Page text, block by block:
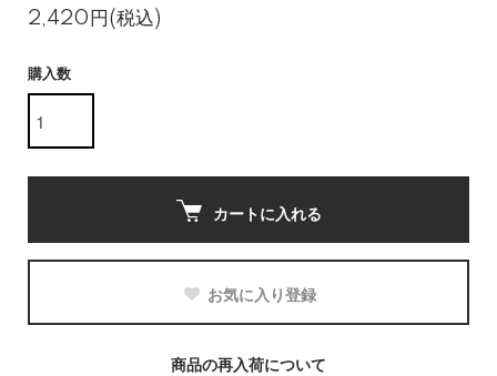
2,420円(税込)
購入数
カートに入れる
お気に入り登録
商品の再入荷について